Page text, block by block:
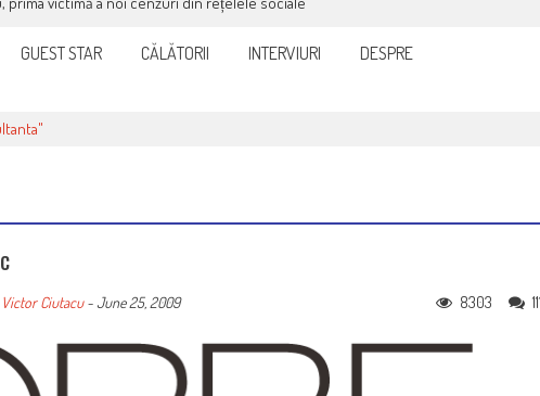
GUEST STAR CĂLĂTORII INTERVIURI DESPRE
Victor Ciutacu-June 25, 2009 8303